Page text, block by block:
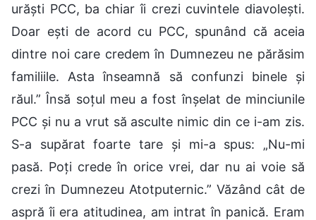
urăști PCC, ba chiar îi crezi cuvintele diavolești.
Doar ești de acord cu PCC, spunând că aceia
dintre noi care credem în Dumnezeu ne părăsim
familiile. Asta înseamnă să confunzi binele și
răul.” Însă soțul meu a fost înșelat de minciunile
PCC și nu a vrut să asculte nimic din ce i-am zis.
S-a supărat foarte tare și mi-a spus: „Nu-mi
pasă. Poți crede în orice vrei, dar nu ai voie să
crezi în Dumnezeu Atotputernic.” Văzând cât de
aspră îi era atitudinea, am intrat în panică. Eram